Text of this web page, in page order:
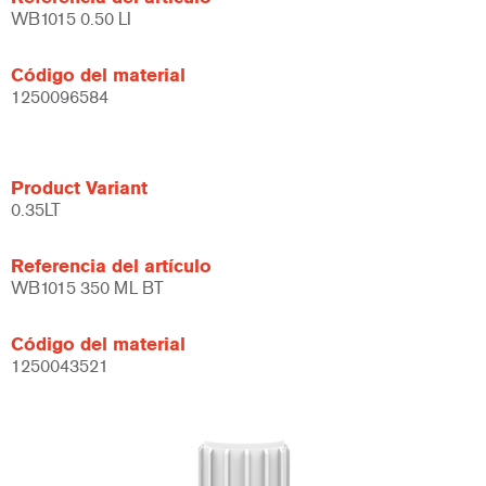
WB1015 0.50 LI
Código del material
1250096584
Product Variant
0.35LT
Referencia del artículo
WB1015 350 ML BT
Código del material
1250043521